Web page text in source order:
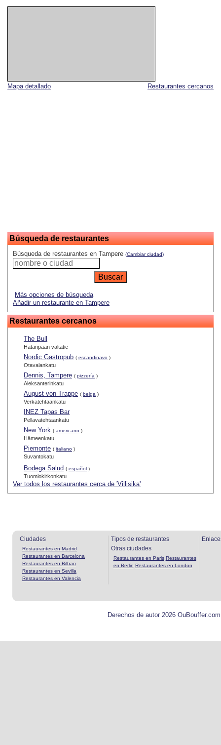
Restaurantes cercanos
Mapa detallado
Búsqueda de restaurantes
Búsqueda de restaurantes en Tampere (Cambiar ciudad)
Más opciones de búsqueda
Añadir un restaurante en Tampere
Restaurantes cercanos
The Bull
Hatanpään valtatie
Nordic Gastropub ( escandinavo )
Otavalankatu
Dennis, Tampere ( pizzería )
Aleksanterinkatu
August von Trappe ( belga )
Verkatehtaankatu
INEZ Tapas Bar
Pellavatehtaankatu
New York ( americano )
Hämeenkatu
Piemonte ( italiano )
Suvantokatu
Bodega Salud ( español )
Tuomiokirkonkatu
Ver todos los restaurantes cerca de 'Villisika'
Ciudades
Restaurantes en Madrid
Restaurantes en Barcelona
Restaurantes en Bilbao
Restaurantes en Sevilla
Restaurantes en Valencia
Tipos de restaurantes
Otras ciudades
Restaurantes en Paris Restaurantes
en Berlin Restaurantes en London
Derechos de autor 2026